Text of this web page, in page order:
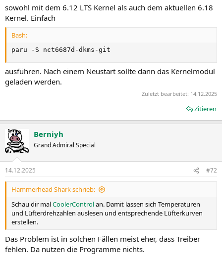
sowohl mit dem 6.12 LTS Kernel als auch dem aktuellen 6.18
Kernel. Einfach
Bash:
paru -S nct6687d-dkms-git
ausführen. Nach einem Neustart sollte dann das Kernelmodul
geladen werden.
Zuletzt bearbeitet: 14.12.2025
Zitieren
Berniyh
Grand Admiral Special
14.12.2025 #72
Hammerhead Shark schrieb:
Schau dir malCoolerControlan. Damit lassen sich Temperaturen
und Lüfterdrehzahlen auslesen und entsprechende Lüfterkurven
erstellen.
Das Problem ist in solchen Fällen meist eher, dass Treiber
fehlen. Da nutzen die Programme nichts.